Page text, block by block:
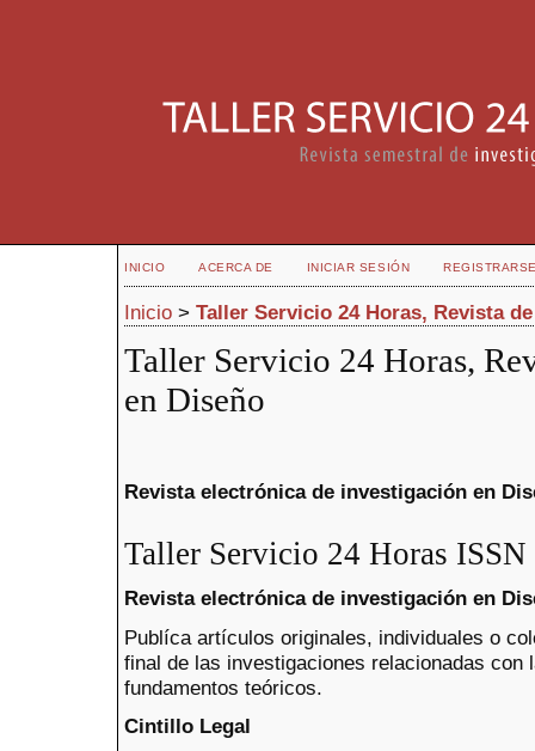
INICIO ACERCA DE INICIAR SESIÓN
Inicio > Taller Servicio 24 Horas, Revista
Taller Servicio 24 Horas,
en Diseño
Revista electrónica de investigación en
Taller Servicio 24 Horas
Revista electrónica de investigación en
Publíca artículos originales, individuales o
final de las investigaciones relacionadas con
fundamentos teóricos.
Cintillo Legal